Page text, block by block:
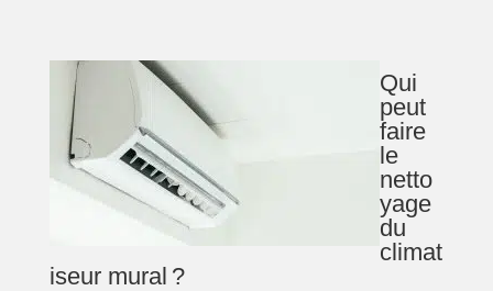
Qui
peut
faire
le
netto
yage
du
climat
iseur mural ?